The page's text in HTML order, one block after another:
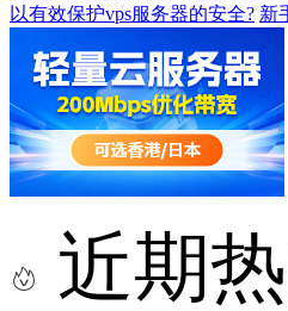
以有效保护vps服务器的安全? 新
近期